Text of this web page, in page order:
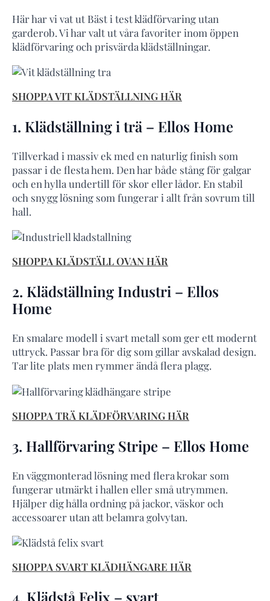
Här har vi vat ut Bäst i test klädförvaring utan
garderob. Vi har valt ut våra favoriter inom öppen
klädförvaring och prisvärda klädställningar.
SHOPPA VIT KLÄDSTÄLLNING HÄR
1. Klädställning i trä – Ellos Home
Tillverkad i massiv ek med en naturlig finish som
passar i de flesta hem. Den har både stång för galgar
och en hylla undertill för skor eller lådor. En stabil
och snygg lösning som fungerar i allt från sovrum till
hall.
SHOPPA KLÄDSTÄLL OVAN HÄR
2. Klädställning Industri – Ellos
Home
En smalare modell i svart metall som ger ett modernt
uttryck. Passar bra för dig som gillar avskalad design.
Tar lite plats men rymmer ändå flera plagg.
SHOPPA TRÄ KLÄDFÖRVARING HÄR
3. Hallförvaring Stripe – Ellos Home
En väggmonterad lösning med flera krokar som
fungerar utmärkt i hallen eller små utrymmen.
Hjälper dig hålla ordning på jackor, väskor och
accessoarer utan att belamra golvytan.
SHOPPA SVART KLÄDHÄNGARE HÄR
4. Klädstå Felix – svart